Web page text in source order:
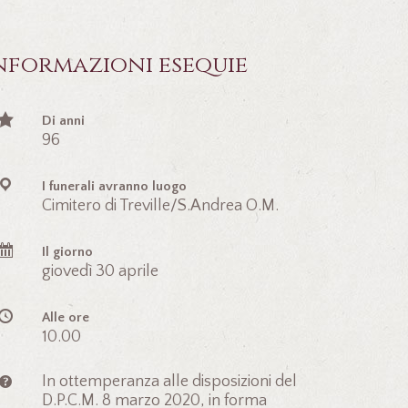
esequie
Di anni
96
I funerali avranno luogo
Cimitero di Treville/S.Andrea O.M.
Il giorno
giovedì 30 aprile
Alle ore
10.00
In ottemperanza alle disposizioni del
D.P.C.M. 8 marzo 2020, in forma